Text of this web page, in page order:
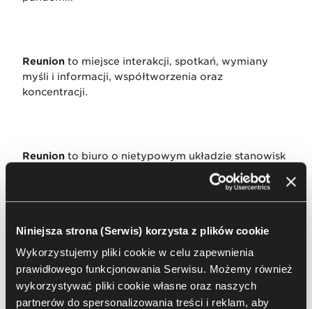
Niniejsza strona (Serwis) korzysta z plików cookie
Wykorzystujemy pliki cookie w celu zapewnienia
prawidłowego funkcjonowania Serwisu. Możemy również
wykorzystywać pliki cookie własne oraz naszych
partnerów do spersonalizowania treści i reklam, aby
Reunion to miejsce interakcji, spotkań, wymiany
myśli i informacji, współtworzenia oraz
koncentracji.
Reunion to biuro o nietypowym układzie stanowisk
pracy, stawiające nacisk na pracę grupową i
Nowe obszary biurowe odpowiedzią na